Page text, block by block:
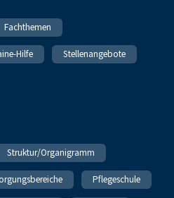
Fachthemen
Hilfe Stellenangebote
Struktur/Organigramm
Pflegeschule